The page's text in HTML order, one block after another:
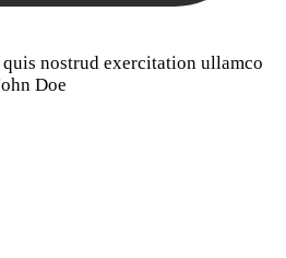
nostrud exercitation ullamco
Doe